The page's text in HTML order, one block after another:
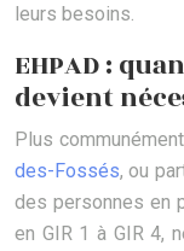
leurs besoins.
EHPAD :
devient
Plus
des-Fossés, ou
des personnes en
en GIR 1 à GIR 4,